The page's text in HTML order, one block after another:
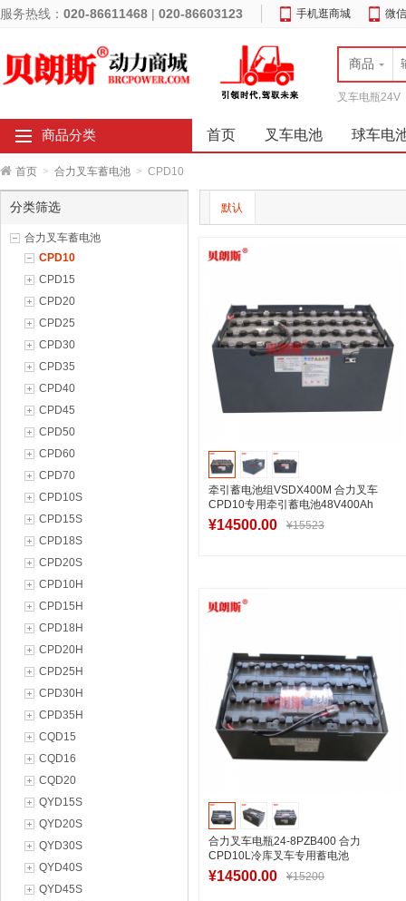
服务热线： 020-86611468 | 020-86603123 手机逛商城 微
商品
叉车电瓶24V
商品分类 首页 叉车电池 球车电
首页 > 合力叉车蓄电池 > CPD10
分类筛选
合力叉车蓄电池
CPD10
CPD15
CPD20
CPD25
CPD30
CPD35
CPD40
CPD45
CPD50
CPD60
CPD70
CPD10S
CPD15S
CPD18S
CPD20S
CPD10H
CPD15H
CPD18H
CPD20H
CPD25H
CPD30H
CPD35H
CQD15
CQD16
CQD20
QYD15S
QYD20S
QYD30S
QYD40S
QYD45S
默认
牵引蓄电池组VSDX400M 合力叉车
CPD10专用牵引蓄电池48V400Ah
¥14500.00 ¥15523
合力叉车电瓶24-8PZB400 合力
CPD10L冷库叉车专用蓄电池
48V400Ah
¥14500.00 ¥15200